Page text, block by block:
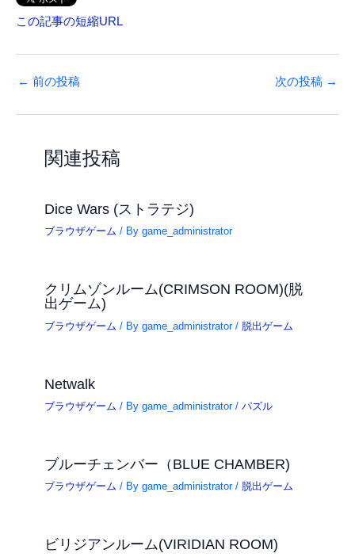
この記事の短縮URL
← 前の投稿 次の投稿 →
関連投稿
Dice Wars (ストラテジ)
ブラウザゲーム / Bygame_administrator
クリムゾンルーム(CRIMSON ROOM)(脱
出ゲーム)
ブラウザゲーム / Bygame_administrator/ 脱出ゲーム
Netwalk
ブラウザゲーム / Bygame_administrator/パズル
ブルーチェンバー（BLUE CHAMBER)
ブラウザゲーム / Bygame_administrator/ 脱出ゲーム
ビリジアンルーム(VIRIDIAN ROOM)